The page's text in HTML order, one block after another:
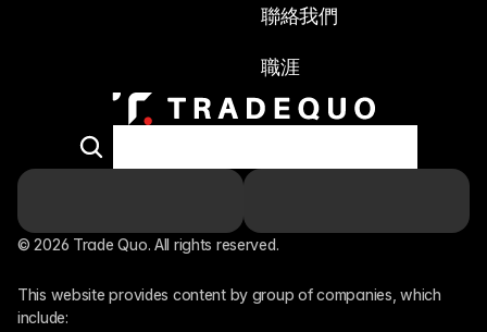
聯絡我們
職涯
© 2026 Trade Quo. All rights reserved.
This website provides content by group of companies, which
include: